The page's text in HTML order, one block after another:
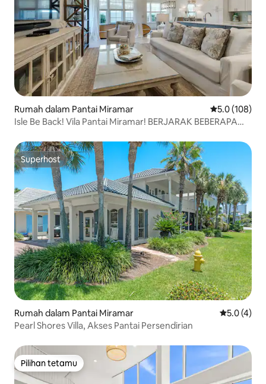
Rumah dalam Pantai Miramar Penarafan
5.0 (108)
Isle Be Back! Vila Pantai Miramar! BERJARAK BEBERAPA
Superhost
Superhost
Rumah dalam Pantai Miramar Penarafan
5.0 (4)
Pearl Shores Villa, Akses Pantai Persendirian
Pilihan tetamu
Pilihan tetamu